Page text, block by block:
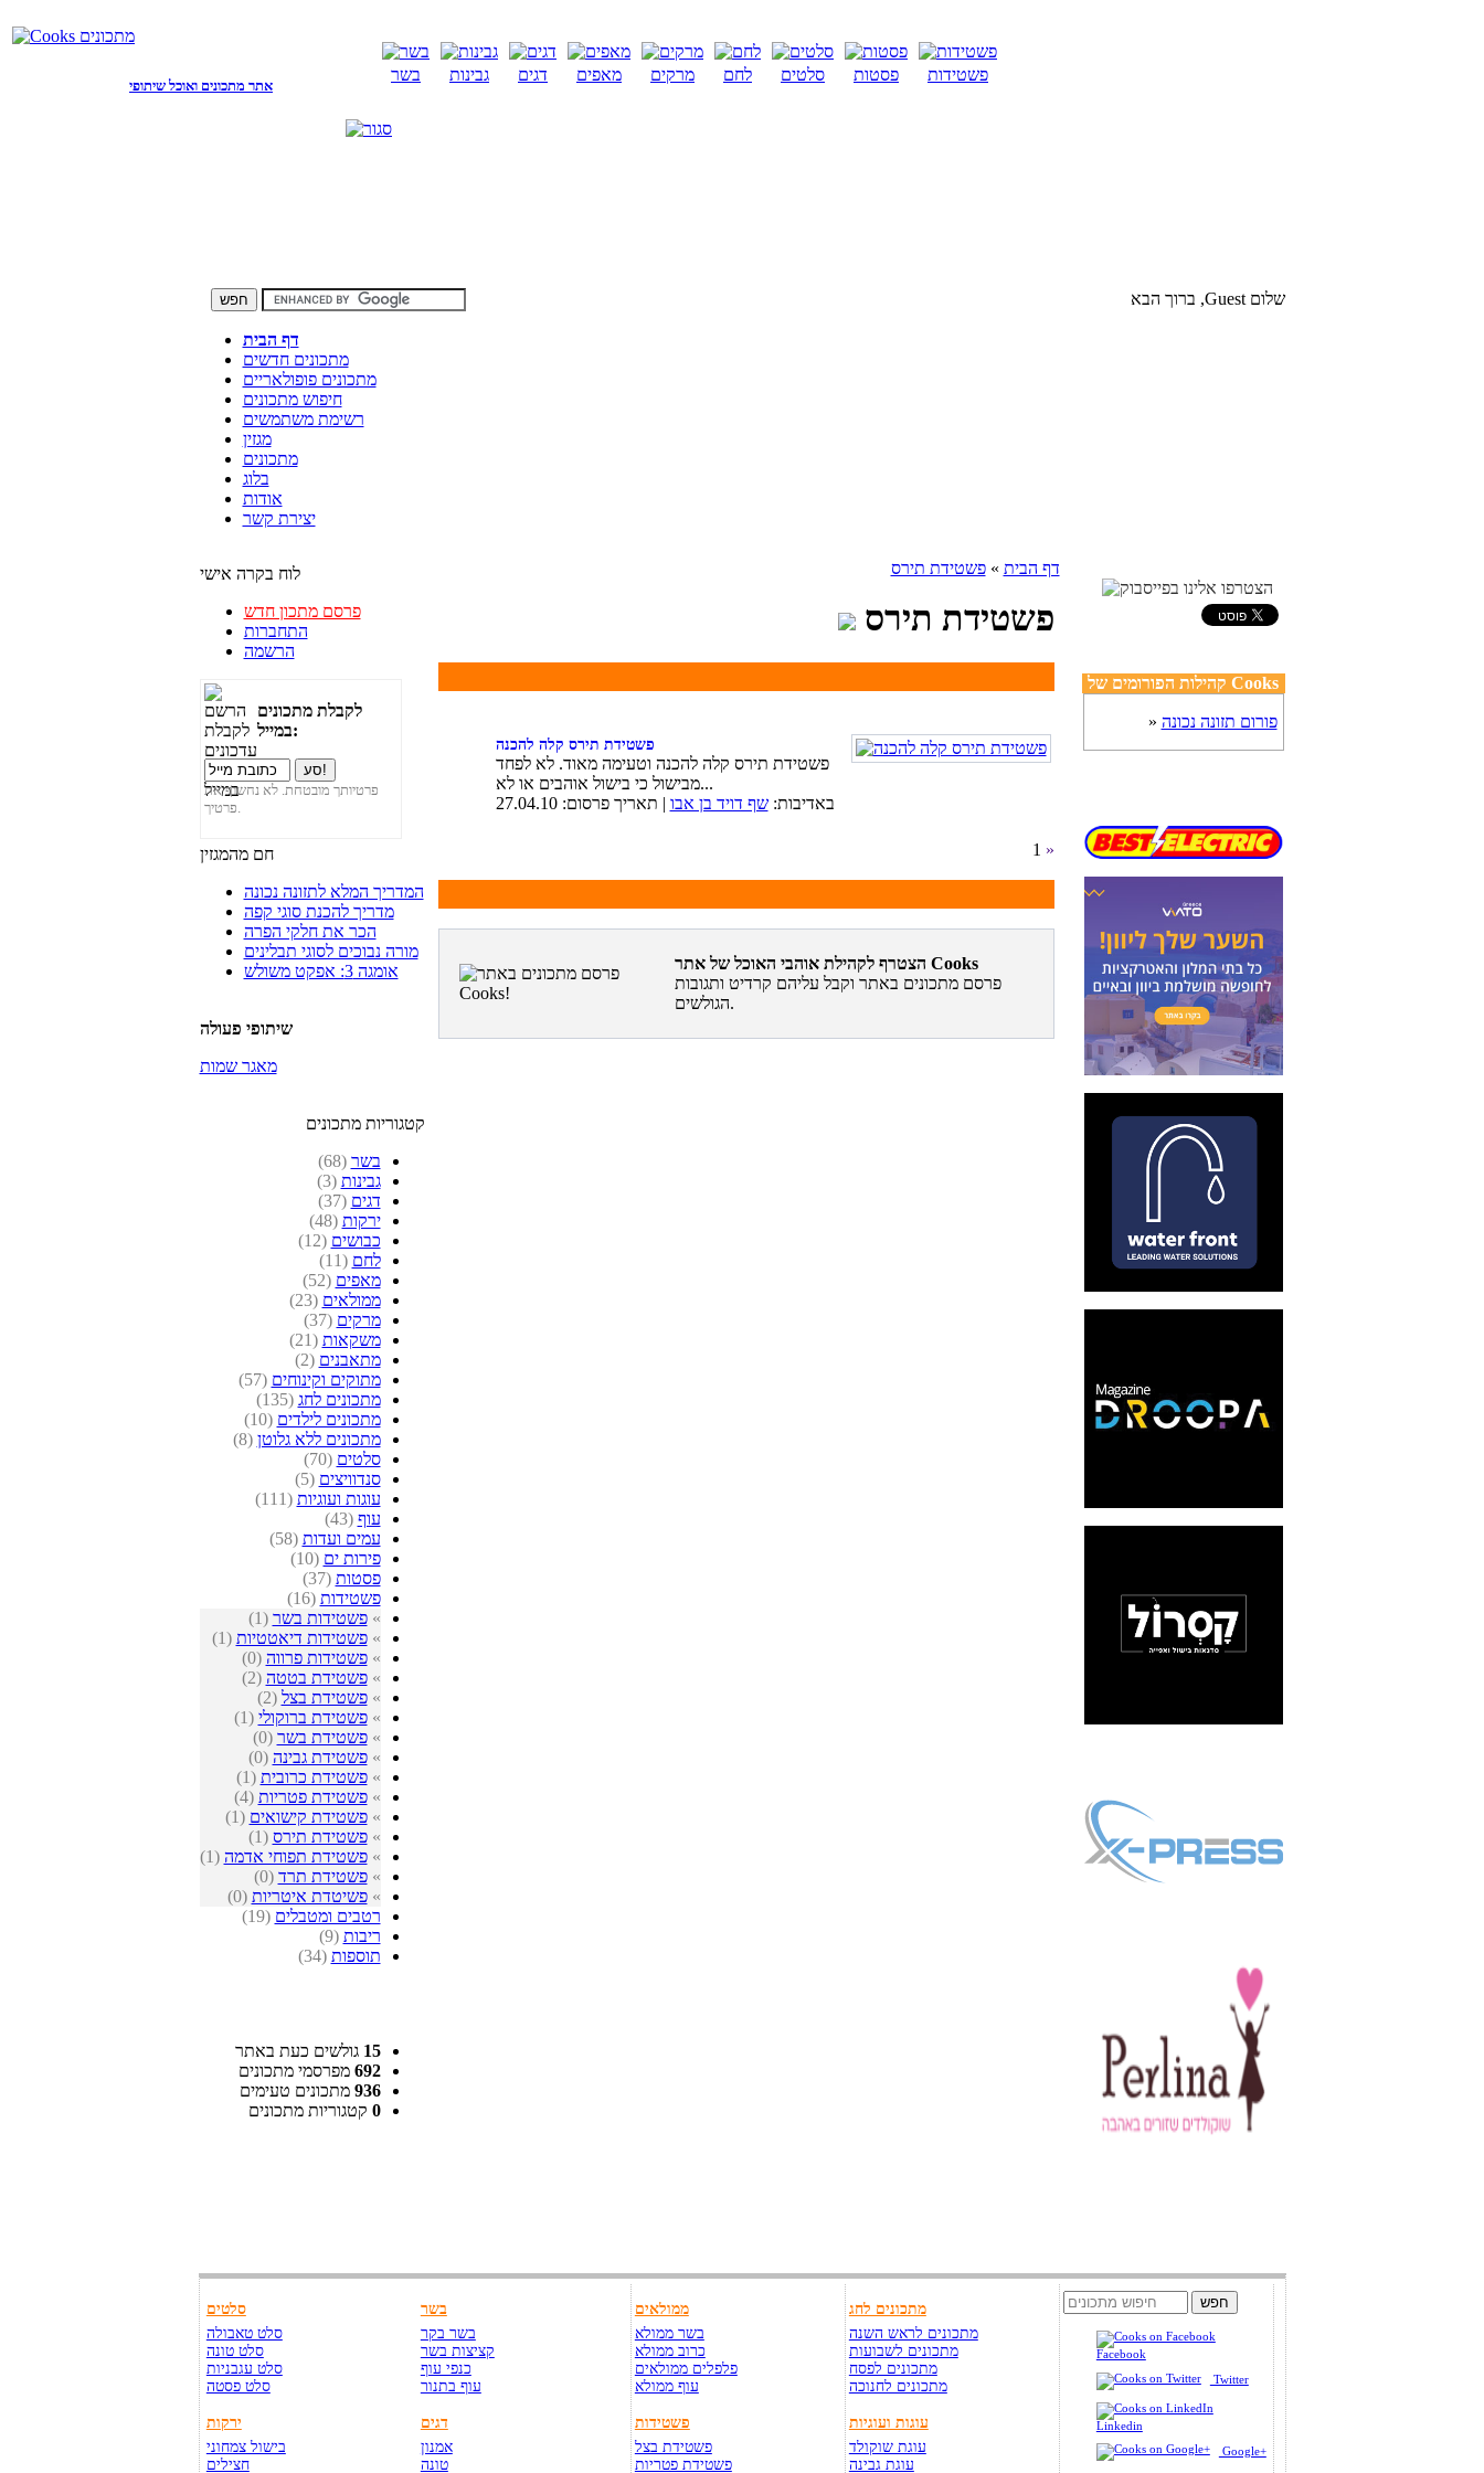
אתר מתכונים ואוכל שיתופי
בשר גבינות דגים מאפים מרקים לחם סלטים פסטות פשטידות
שלום Guest, ברוך הבא
דף הבית
מתכונים חדשים
מתכונים פופולאריים
חיפוש מתכונים
רשימת משתמשים
מגזין
מתכונים
בלוג
אודות
יצירת קשר
לוח בקרה אישי
פרסם מתכון חדש
התחברות
הרשמה
לקבלת מתכונים
במייל:
פרטיותך מובטחת. לא נחשוף את
פרטיך.
חם מהמגזין
המדריך המלא לתזונה נכונה
מדריך להכנת סוגי קפה
הכר את חלקי הפרה
מורה נבוכים לסוגי תבלינים
אומגה 3: אפקט משולש
שיתופי פעולה
מאגר שמות
קטגוריות מתכונים
בשר (68)
גבינות (3)
דגים (37)
ירקות (48)
כבושים (12)
לחם (11)
מאפים (52)
ממולאים (23)
מרקים (37)
משקאות (21)
מתאבנים (2)
מתוקים וקינוחים (57)
מתכונים לחג (135)
מתכונים לילדים (10)
מתכונים ללא גלוטן (8)
סלטים (70)
סנדוויצים (5)
עוגות ועוגיות (111)
עוף (43)
עמים ועדות (58)
פירות ים (10)
פסטות (37)
פשטידות (16)
»פשטידות בשר (1)
»פשטידות דיאטטיות (1)
»פשטידות פרווה (0)
»פשטידת בטטה (2)
»פשטידת בצל (2)
»פשטידת ברוקולי (1)
»פשטידת בשר (0)
»פשטידת גבינה (0)
»פשטידת כרובית (1)
»פשטידת פטריות (4)
»פשטידת קישואים (1)
»פשטידת תירס (1)
»פשטידת תפוחי אדמה (1)
»פשטידת תרד (0)
»פשיטדת איטריות (0)
רטבים ומטבלים (19)
ריבות (9)
תוספות (34)
15 גולשים כעת באתר
692 מפרסמי מתכונים
936 מתכונים טעימים
0 קטגוריות מתכונים
דף הבית »פשטידת תירס
פשטידת תירס
פשטידת תירס קלה להכנה
פשטידת תירס קלה להכנה וטעימה מאוד. לא לפחד
מבישול כי בישול אוהבים או לא...
באדיבות:שף דויד בן אבו | תאריך פרסום: 27.04.10
1 »
הצטרף לקהילת אוהבי האוכל של אתר Cooks
פרסם מתכונים באתר וקבל עליהם קרדיט ותגובות
הגולשים.
קהילות הפורומים של Cooks
» פורום תזונה נכונה
סלטים
סלט טאבולה
סלט טונה
סלט עגבניות
סלט פסטה
ירקות
בישול צמחוני
חצילים
בשר
בשר בקר
קציצות בשר
כנפי עוף
עוף בתנור
דגים
אמנון
טונה
ממולאים
בשר ממולא
כרוב ממולא
פלפלים ממולאים
עוף ממולא
פשטידות
פשטידת בצל
פשטידת פטריות
מתכונים לחג
מתכונים לראש השנה
מתכונים לשבועות
מתכונים לפסח
מתכונים לחנוכה
עוגות ועוגיות
עוגת שוקולד
עוגת גבינה
Facebook
Twitter
Linkedin
Google+